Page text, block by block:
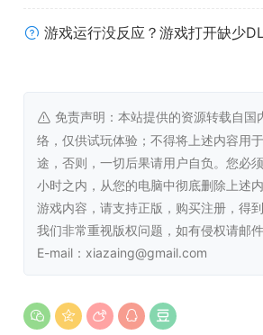
的车队频道
Windows
最低配置:
操作系统 *: Windows 7, 8
处理器:Intel Core i5
内存:
4 GB RAM
DirectX 版本:
游戏运行没反应？游戏打开缺少
免责声明：本站提供的资源转载自国
络，仅供试玩体验；不得将上述内容用
途，否则，一切后果请用户自负。您必
小时之内，从您的电脑中彻底删除上述
游戏内容，请支持正版，购买注册，得
我们非常重视版权问题，如有侵权请邮
E-mail：xiazaing@gmail.com